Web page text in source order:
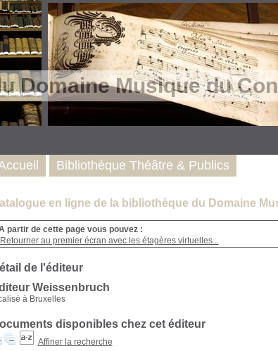
Domaine Musique du
en ligne de la bibliothèque du Domaine
partir de cette page vous pouvez :
Retourner au premier écran avec les étagères virtuelles...
de l'éditeur
Weissenbruch
à Bruxelles
disponibles chez cet éditeur
Affiner la recherche
Bibliothèque Théâtre & Publics